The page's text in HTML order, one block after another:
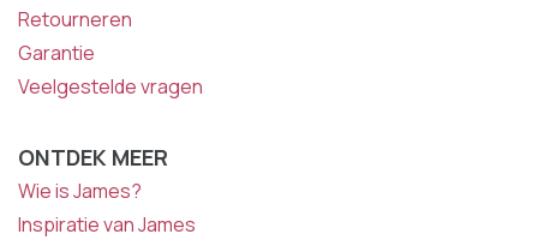
Retourneren
Garantie
Veelgestelde vragen
ONTDEK MEER
Wie is James?
Inspiratie van James